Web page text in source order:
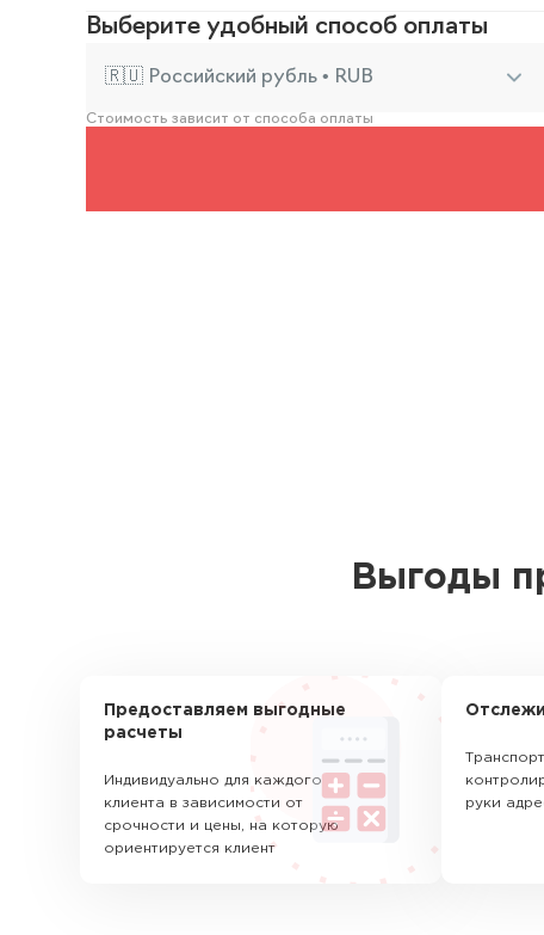
Выберите удобный способ оплаты
🇷🇺 Российский рубль • RUB
Стоимость зависит от способа оплаты
Выгоды
Предоставляем выгодные
расчеты
Индивидуально для каждого
клиента в зависимости от
срочности и цены, на которую
ориентируется клиент
руки